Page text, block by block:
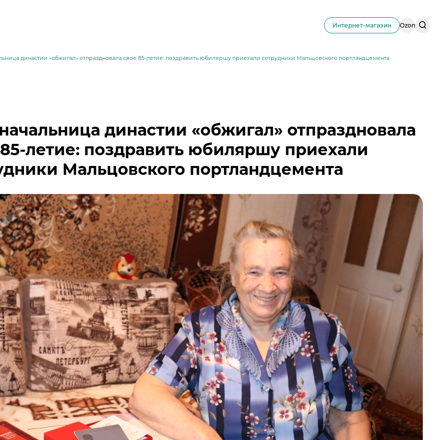
Интернет-магазин Ozon
династии «обжигал» отпраздновала свое 85-летие: поздравить юбиляршу приехали сотрудники Мальцовского портландцемента
династии «обжигал» отпраздновала
летие: поздравить юбиляршу приехали
Мальцовского портландцемента
Холдинга